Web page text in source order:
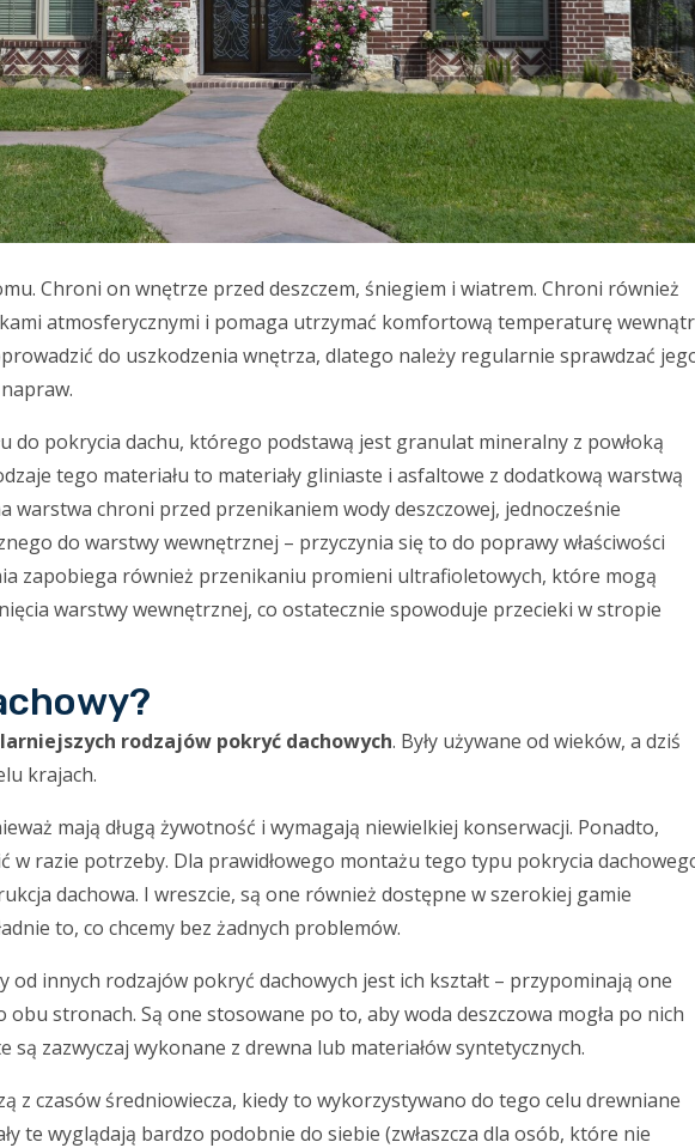
Chroni on wnętrze przed deszczem, śniegiem i wiatrem. Chroni również
atmosferycznymi i pomaga utrzymać komfortową temperaturę
do uszkodzenia wnętrza, dlatego należy regularnie sprawdzać
do pokrycia dachu, którego podstawą jest granulat mineralny z powłoką
tego materiału to materiały gliniaste i asfaltowe z dodatkową warstwą
chroni przed przenikaniem wody deszczowej, jednocześnie
do warstwy wewnętrznej – przyczynia się to do poprawy właściwości
zapobiega również przenikaniu promieni ultrafioletowych, które mogą
warstwy wewnętrznej, co ostatecznie spowoduje przecieki w stropie
rodzajów pokryć dachowych. Były używane od wieków, a dziś
krajach.
mają długą żywotność i wymagają niewielkiej konserwacji. Ponadto,
w razie potrzeby. Dla prawidłowego montażu tego typu pokrycia
dachowa. I wreszcie, są one również dostępne w szerokiej gamie
to, co chcemy bez żadnych problemów.
od innych rodzajów pokryć dachowych jest ich kształt – przypominają one
obu stronach. Są one stosowane po to, aby woda deszczowa mogła po nich
są zazwyczaj wykonane z drewna lub materiałów syntetycznych.
z czasów średniowiecza, kiedy to wykorzystywano do tego celu drewniane
te wyglądają bardzo podobnie do siebie (zwłaszcza dla osób, które nie